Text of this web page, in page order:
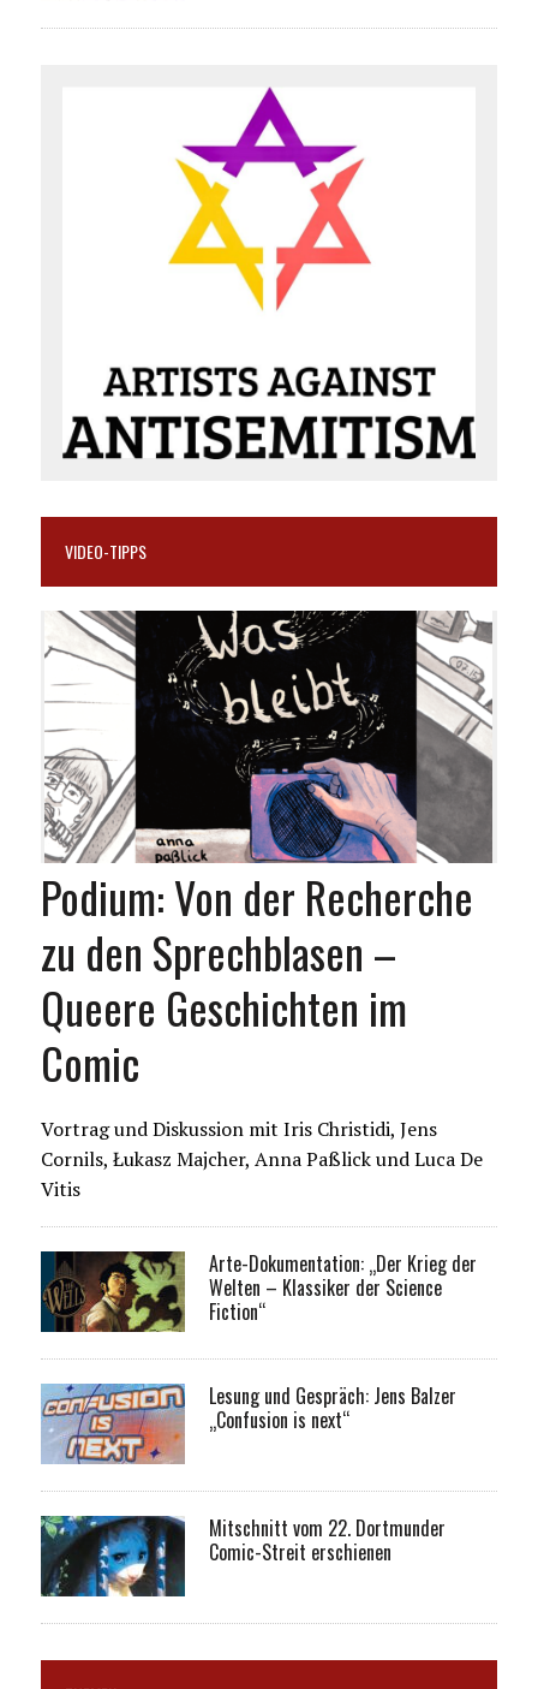
VIDEO-TIPPS
Podium: Von der Recherche
zu den Sprechblasen –
Queere Geschichten im
Comic
Vortrag und Diskussion mit Iris Christidi, Jens
Cornils, Łukasz Majcher, Anna Paßlick und Luca De
Vitis
Arte-Dokumentation: „Der Krieg der
Welten – Klassiker der Science
Fiction“
Lesung und Gespräch: Jens Balzer
„Confusion is next“
Mitschnitt vom 22. Dortmunder
Comic-Streit erschienen